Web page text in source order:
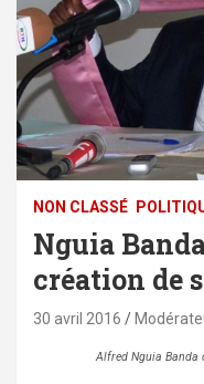
NON CLASSÉ
Nguia
création de
30 avril 2016
Alfred Nguia Banda